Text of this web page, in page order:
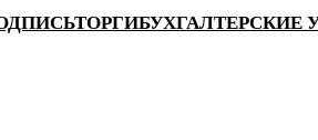
ТОРГИБУХГАЛТЕРСКИЕ